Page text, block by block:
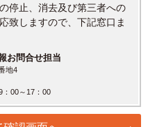
停止、消去及び第三者への
致しますので、下記窓口ま
お問合せ担当
地4
00～17：00